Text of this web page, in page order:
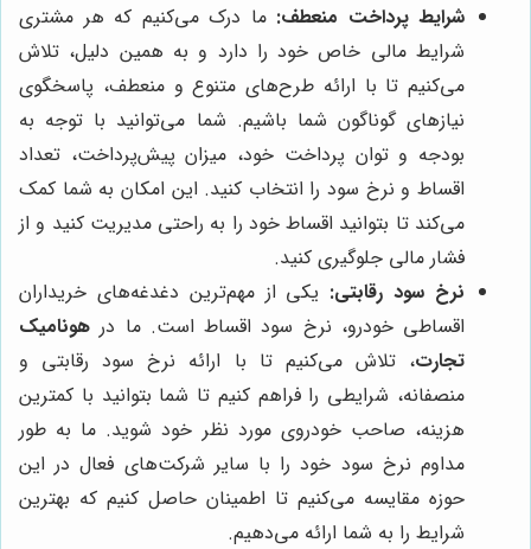
شرایط پرداخت منعطف: ما درک می‌کنیم که هر مشتری
شرایط مالی خاص خود را دارد و به همین دلیل، تلاش
می‌کنیم تا با ارائه طرح‌های متنوع و منعطف، پاسخگوی
نیازهای گوناگون شما باشیم. شما می‌توانید با توجه به
بودجه و توان پرداخت خود، میزان پیش‌پرداخت، تعداد
اقساط و نرخ سود را انتخاب کنید. این امکان به شما کمک
می‌کند تا بتوانید اقساط خود را به راحتی مدیریت کنید و از
فشار مالی جلوگیری کنید.
نرخ سود رقابتی: یکی از مهم‌ترین دغدغه‌های خریداران
اقساطی خودرو، نرخ سود اقساط است. ما در هونامیک
تجارت، تلاش می‌کنیم تا با ارائه نرخ سود رقابتی و
منصفانه، شرایطی را فراهم کنیم تا شما بتوانید با کمترین
هزینه، صاحب خودروی مورد نظر خود شوید. ما به طور
مداوم نرخ سود خود را با سایر شرکت‌های فعال در این
حوزه مقایسه می‌کنیم تا اطمینان حاصل کنیم که بهترین
شرایط را به شما ارائه می‌دهیم.